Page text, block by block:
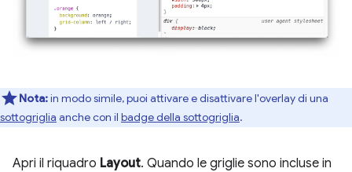
Nota:in modo simile, puoi attivare e disattivare l'overlay di una
sottogriglia anche con il badge della sottogriglia.
Apri il riquadro Layout. Quando le griglie sono incluse in